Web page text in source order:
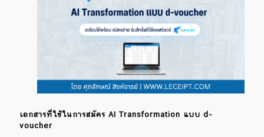
เอกสารที่ใช้ในการสมัคร AI Transformation แบบ d-
voucher